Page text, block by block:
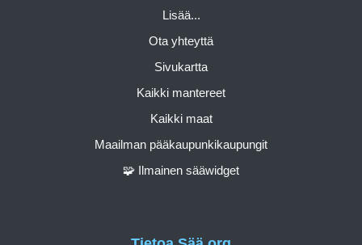
Lisää...
Ota yhteyttä
Sivukartta
Kaikki mantereet
Kaikki maat
Maailman pääkaupunkikaupungit
🧩 Ilmainen sääwidget